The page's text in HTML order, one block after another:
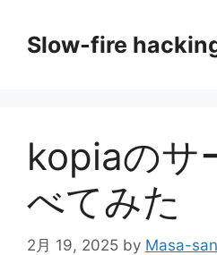
Slow-fire
kopiaのサ
べてみた
2月 19, 2025 by Masa-san